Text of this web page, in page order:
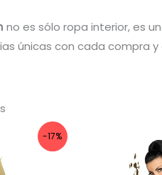
no es sólo ropa interior, es
únicas con cada compra
-17%